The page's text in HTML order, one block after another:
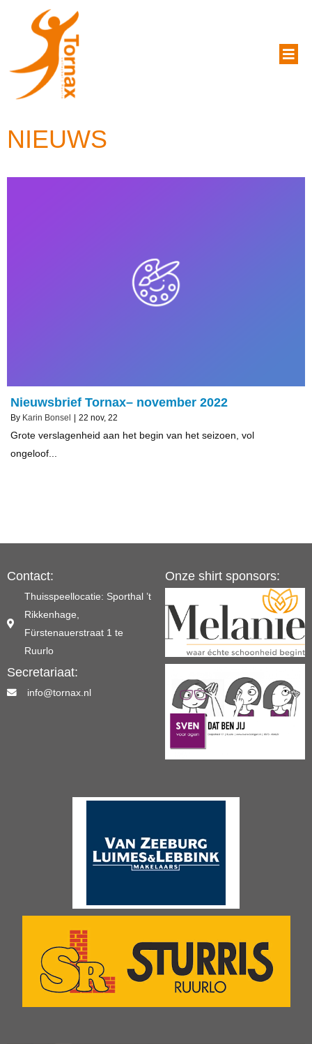
NIEUWS
Nieuwsbrief Tornax– november 2022
By Karin Bonsel | 22 nov, 22
Grote verslagenheid aan het begin van het seizoen, vol
ongeloof...
Contact:
Thuisspeellocatie: Sporthal ’t
Rikkenhage,
Fürstenauerstraat 1 te
Ruurlo
Secretariaat:
info@tornax.nl
Onze shirt sponsors: